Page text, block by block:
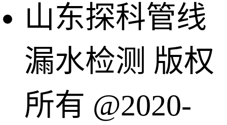
山东探科管线
漏水检测 版权
所有 @2020-